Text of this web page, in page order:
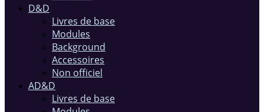
D&D
Livres de base
Modules
Background
Accessoires
Non officiel
AD&D
Livres de base